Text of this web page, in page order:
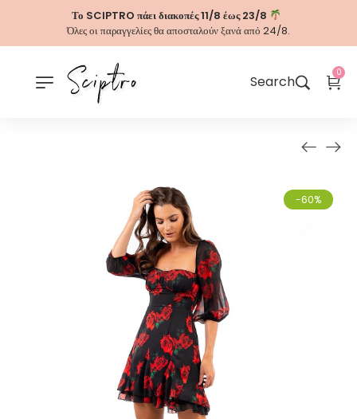
Το SCIPTRO πάει διακοπές 11/8 έως 23/8
Όλες οι παραγγελίες θα αποσταλούν ξανά από 24/8.
Search
0
-60%